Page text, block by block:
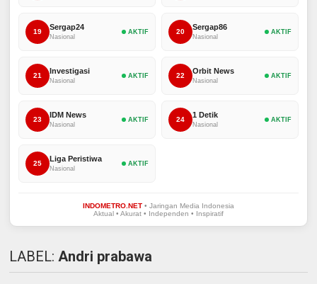
19
Sergap24
Nasional
AKTIF 20
Sergap86
Nasional
AKTIF
21
Investigasi
Nasional
AKTIF 22
Orbit News
Nasional
AKTIF
23
IDM News
Nasional
AKTIF 24
1 Detik
Nasional
AKTIF
25
Liga Peristiwa
Nasional
AKTIF
INDOMETRO.NET• Jaringan Media Indonesia
Aktual • Akurat • Independen • Inspiratif
LABEL: Andri prabawa